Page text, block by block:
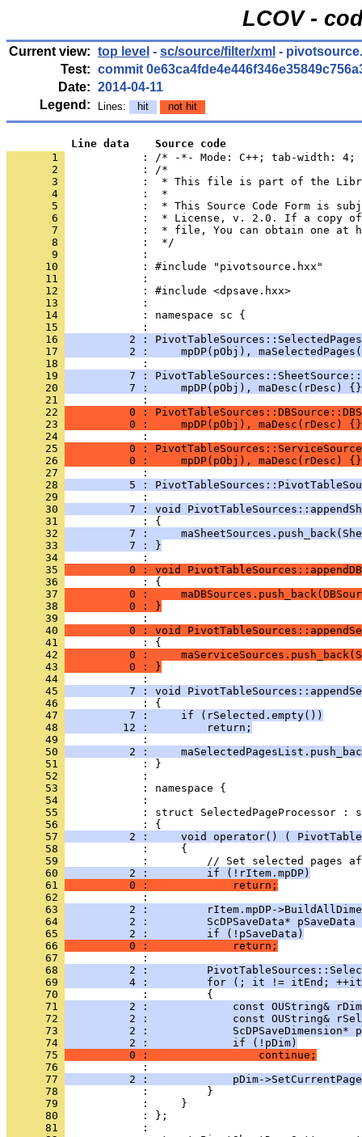
LCOV -
Current view: top level - sc/source/filter/xml -
Test: commit
Date: 2014-04-11
Legend:
Lines: hit not hit
          Line data    Source code
       1
: /* -*- Mode: C++; tab-width:
       2
       3
       4
       5
       6
       7
       8
       9
      10
      11
      12
      13
      14
            : namespace sc {
      15
      16
2 :
      17
2 :     mpDP(pObj),
      18
      19
7 :
      20
          7 :     mpDP(pObj), maDesc(rDesc) {}
      21
      22
0 :
      23
          0 :     mpDP(pObj), maDesc(rDesc) {}
      24
      25
0 :
      26
          0 :     mpDP(pObj), maDesc(rDesc) {}
      27
      28
5 :
      29
      30
7 : void
      31
      32
7 :
      33
          7 : }
      34
      35
0 : void
      36
      37
0 :
      38
          0 : }
      39
      40
0 : void
      41
      42
0 :
      43
          0 : }
      44
      45
7 : void
      46
      47
          7 :     if (rSelected.empty())
      48
         12 :         return;
      49
      50
2 :
      51
      52
      53
      54
      55
: struct SelectedPageProcessor :
      56
      57
2 :     void operator() (
      58
      59
      60
          2 :         if (!rItem.mpDP)
      61
          0 :             return;
      62
      63
2 :         rItem.mpDP-
      64
2 :         ScDPSaveData* pSaveData
      65
          2 :         if (!pSaveData)
      66
          0 :             return;
      67
      68
2 :
      69
4 :         for (; it != itEnd;
      70
      71
2 :             const OUString&
      72
2 :             const OUString&
      73
2 :             ScDPSaveDimension*
      74
          2 :             if (!pDim)
      75
          0 :                 continue;
      76
      77
2 :             pDim-
      78
      79
      80
      81